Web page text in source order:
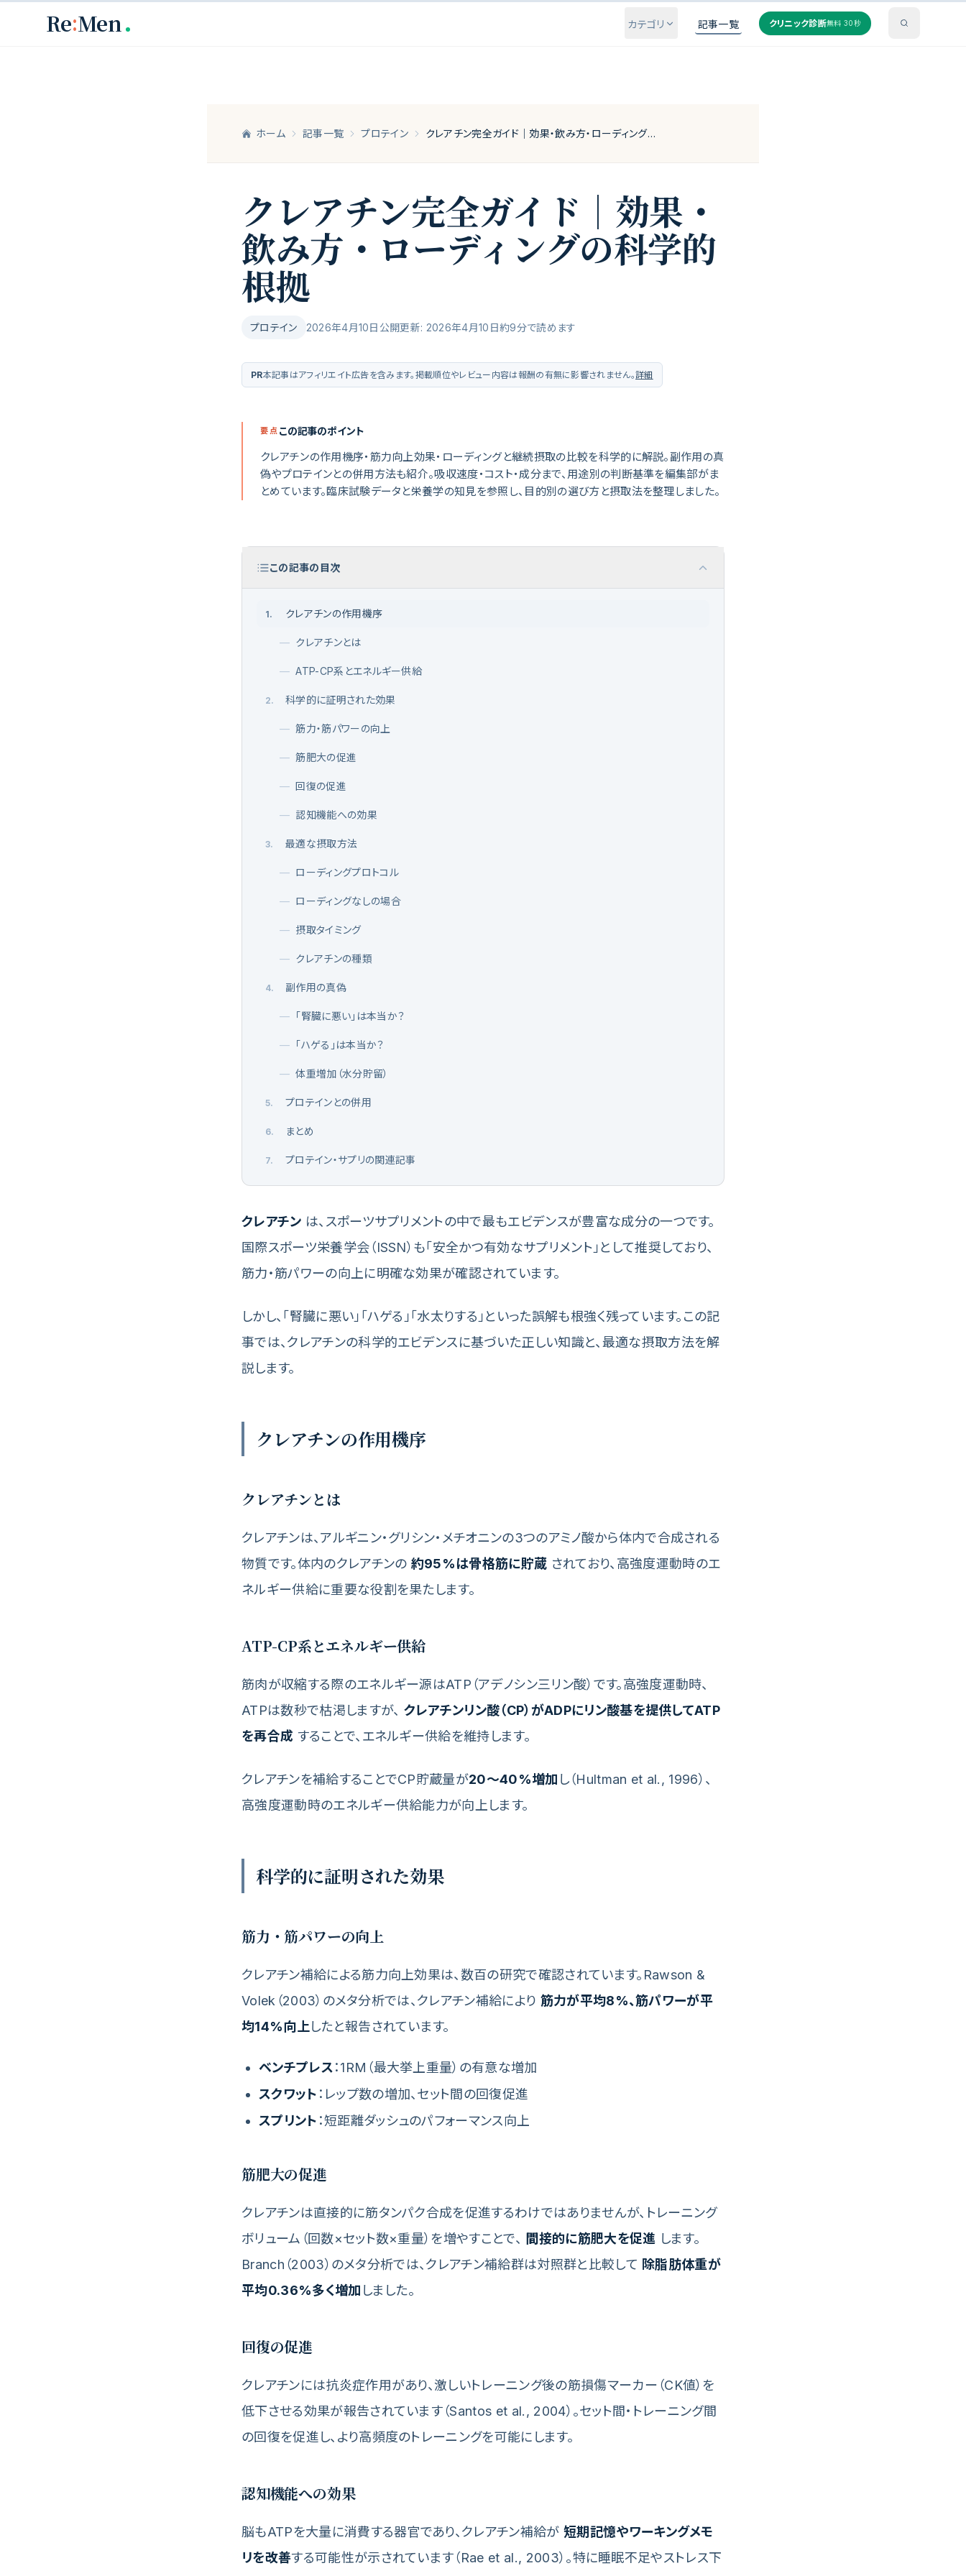
Re:Men カテゴリ 記事一覧 クリニック診断無料 30秒
ホーム 記事一覧 プロテイン クレアチン完全ガイド｜効果・飲み方・ローディングの科学的根拠
クレアチン完全ガイド｜効果・
飲み方・ローディングの科学的
根拠
プロテイン 2026年4月10日公開更新: 2026年4月10日約9分で読めます
PR本記事はアフィリエイト広告を含みます。掲載順位やレビュー内容は報酬の有無に影響されません。詳細
要点 この記事のポイント
クレアチンの作用機序・筋力向上効果・ローディングと継続摂取の比較を科学的に解説。副作用の真
偽やプロテインとの併用方法も紹介。吸収速度・コスト・成分まで、用途別の判断基準を編集部がま
とめています。臨床試験データと栄養学の知見を参照し、目的別の選び方と摂取法を整理しました。
この記事の目次
1. クレアチンの作用機序
— クレアチンとは
— ATP-CP系とエネルギー供給
2. 科学的に証明された効果
— 筋力・筋パワーの向上
— 筋肥大の促進
— 回復の促進
— 認知機能への効果
3. 最適な摂取方法
— ローディングプロトコル
— ローディングなしの場合
— 摂取タイミング
— クレアチンの種類
4. 副作用の真偽
— 「腎臓に悪い」は本当か？
— 「ハゲる」は本当か？
— 体重増加（水分貯留）
5. プロテインとの併用
6. まとめ
7. プロテイン・サプリの関連記事
クレアチン は、スポーツサプリメントの中で最もエビデンスが豊富な成分の一つです。
国際スポーツ栄養学会（ISSN）も「安全かつ有効なサプリメント」として推奨しており、
筋力・筋パワーの向上に明確な効果が確認されています。
しかし、「腎臓に悪い」「ハゲる」「水太りする」といった誤解も根強く残っています。この記
事では、クレアチンの科学的エビデンスに基づいた正しい知識と、最適な摂取方法を解
説します。
クレアチンの作用機序
クレアチンとは
クレアチンは、アルギニン・グリシン・メチオニンの3つのアミノ酸から体内で合成される
物質です。体内のクレアチンの 約95%は骨格筋に貯蔵 されており、高強度運動時のエ
ネルギー供給に重要な役割を果たします。
ATP-CP系とエネルギー供給
筋肉が収縮する際のエネルギー源はATP（アデノシン三リン酸）です。高強度運動時、
ATPは数秒で枯渇しますが、 クレアチンリン酸（CP）がADPにリン酸基を提供してATP
を再合成 することで、エネルギー供給を維持します。
クレアチンを補給することでCP貯蔵量が20〜40%増加 し（Hultman et al., 1996）、
高強度運動時のエネルギー供給能力が向上します。
科学的に証明された効果
筋力・筋パワーの向上
クレアチン補給による筋力向上効果は、数百の研究で確認されています。Rawson &
Volek（2003）のメタ分析では、クレアチン補給により 筋力が平均8%、筋パワーが平
均14%向上したと報告されています。
ベンチプレス：1RM（最大挙上重量）の有意な増加
スクワット ：レップ数の増加、セット間の回復促進
スプリント ：短距離ダッシュのパフォーマンス向上
筋肥大の促進
クレアチンは直接的に筋タンパク合成を促進するわけではありませんが、トレーニング
ボリューム（回数×セット数×重量）を増やすことで、
間接的に筋肥大を促進 します。
Branch（2003）のメタ分析では、クレアチン補給群は対照群と比較して 除脂肪体重が
平均0.36%多く増加 しました。
回復の促進
クレアチンには抗炎症作用があり、激しいトレーニング後の筋損傷マーカー（CK値）を
低下させる効果が報告されています（Santos et al., 2004）。セット間・トレーニング間
の回復を促進し、より高頻度のトレーニングを可能にします。
認知機能への効果
脳もATPを大量に消費する器官であり、クレアチン補給が 短期記憶やワーキングメモ
リを改善する可能性が示されています（Rae et al., 2003）。特に睡眠不足やストレス下